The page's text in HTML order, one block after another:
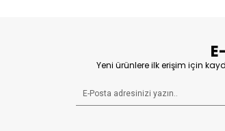
Yeni ürünlere ilk erişim için